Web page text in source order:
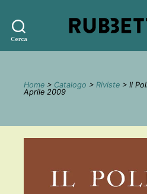
Cerca
Home > Catalogo > Riviste > Il
Aprile 2009